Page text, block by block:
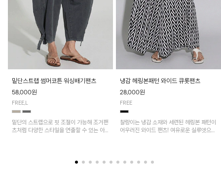
밑단스트랩 썸머코튼 워싱배기팬츠
58,000원
FREE,L
밑단의 스트랩으로 핏 조절이 가능해 조거팬
츠처럼 다양한 스타일을 연출할 수 있는 아
냉감 헤링본패턴 와이드 큐롯팬츠
28,000원
FREE
찰랑이는 냉감 소재와 세련된 헤링본 패턴이
어우러진 와이드 팬츠! 여유로운 실루엣으로